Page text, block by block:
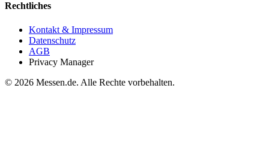
Rechtliches
Kontakt & Impressum
Datenschutz
AGB
Privacy Manager
© 2026 Messen.de. Alle Rechte vorbehalten.